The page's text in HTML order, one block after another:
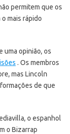
permitem que os
mais rápido
uma opinião, os
. Os membros
mas Lincoln
de que
o espanhol
o Bizarrap